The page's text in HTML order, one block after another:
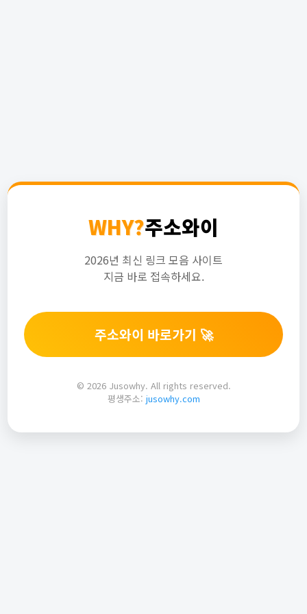
WHY?주소와이
2026년 최신 링크 모음 사이트
지금 바로 접속하세요.
주소와이 바로가기 🚀
© 2026 Jusowhy. All rights reserved.
평생주소: jusowhy.com